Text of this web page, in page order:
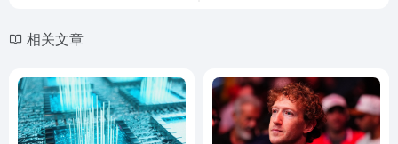
相关文章